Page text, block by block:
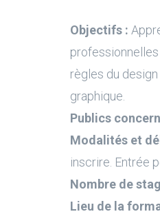
Objectifs :
règles du
graphique.
Publics
Modalités et
inscrire. Entrée
Nombre de
Lieu de la